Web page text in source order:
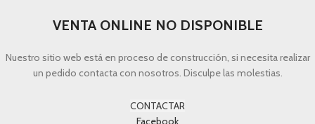
VENTA ONLINE NO DISPONIBLE
Nuestro sitio web está en proceso de construcción, si necesita realizar
un pedido contacta con nosotros. Disculpe las molestias.
CONTACTAR
Facebook